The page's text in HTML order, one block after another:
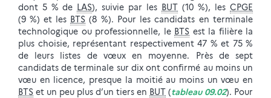
dont 5 % de LAS), suivie par les BUT (10 %), les CPGE
(9 %) et les BTS (8 %). Pour les candidats en terminale
technologique ou professionnelle, le BTS est la filière la
plus choisie, représentant respectivement 47 % et 75 %
de leurs listes de vœux en moyenne. Près de sept
candidats de terminale sur dix ont confirmé au moins un
vœu en licence, presque la moitié au moins un vœu en
BTS et un peu plus d’un tiers en BUT (tableau 09.02). Pour